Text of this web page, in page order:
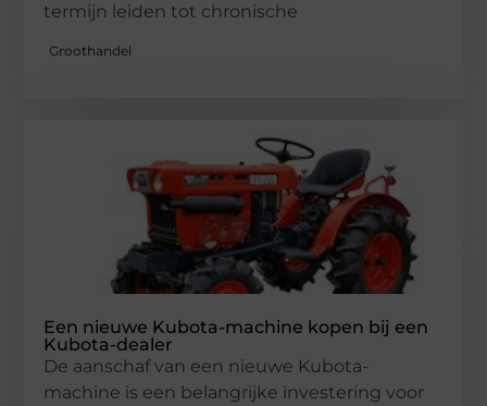
termijn leiden tot chronische
Groothandel
Een nieuwe Kubota-machine kopen bij een
Kubota-dealer
De aanschaf van een nieuwe Kubota-
machine is een belangrijke investering voor